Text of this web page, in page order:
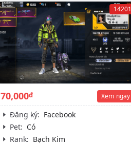
14201
70,000đ Xem ngay
Đăng ký: Facebook
Pet: Có
Rank: Bạch Kim